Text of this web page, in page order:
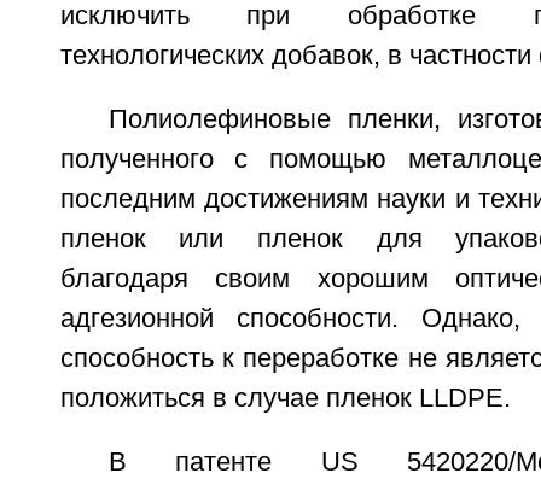
исключить при обработке
технологических добавок, в
Полиолефиновые пленки,
полученного с помощью
последним достижениям науки и
пленок или пленок для
благодаря своим хорошим
адгезионной способности.
способность к переработке не
положиться в случае пленок LLDPE.
В патенте US 5420220/